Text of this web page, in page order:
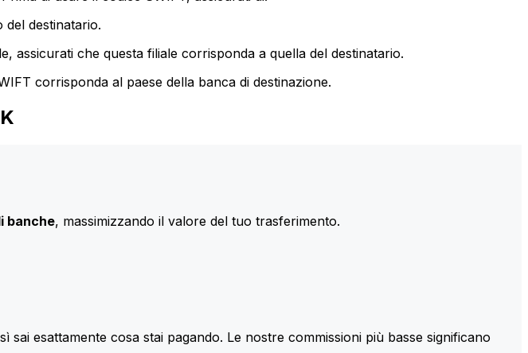
destinatario.
assicurati che questa filiale corrisponda a quella del destinatario.
corrisponda al paese della banca di destinazione.
banche, massimizzando il valore del tuo trasferimento.
esattamente cosa stai pagando. Le nostre commissioni più basse significano